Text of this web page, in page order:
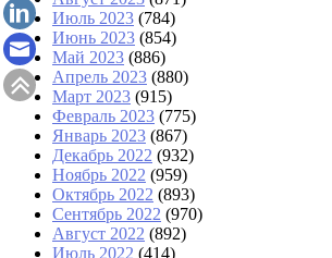
Июль 2023 (784)
Июнь 2023 (854)
Май 2023 (886)
Апрель 2023 (880)
Март 2023 (915)
Февраль 2023 (775)
Январь 2023 (867)
Декабрь 2022 (932)
Ноябрь 2022 (959)
Октябрь 2022 (893)
Сентябрь 2022 (970)
Август 2022 (892)
Июль 2022 (414)